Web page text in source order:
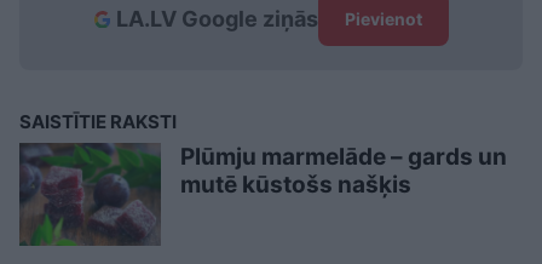
LA.LV Google ziņās Pievienot
SAISTĪTIE RAKSTI
Plūmju marmelāde – gards un
mutē kūstošs našķis